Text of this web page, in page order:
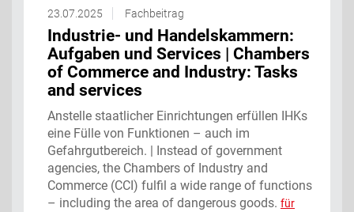
23.07.2025 Fachbeitrag
Industrie- und Handelskammern:
Aufgaben und Services | Chambers
of Commerce and Industry: Tasks
and services
Anstelle staatlicher Einrichtungen erfüllen IHKs
eine Fülle von Funktionen – auch im
Gefahrgutbereich. | Instead of government
agencies, the Chambers of Industry and
Commerce (CCI) fulfil a wide range of functions
– including the area of dangerous goods. für